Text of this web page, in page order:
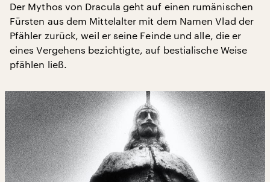
Der Mythos von Dracula geht auf einen rumänischen
Fürsten aus dem Mittelalter mit dem Namen Vlad der
Pfähler zurück, weil er seine Feinde und alle, die er
eines Vergehens bezichtigte, auf bestialische Weise
pfählen ließ.